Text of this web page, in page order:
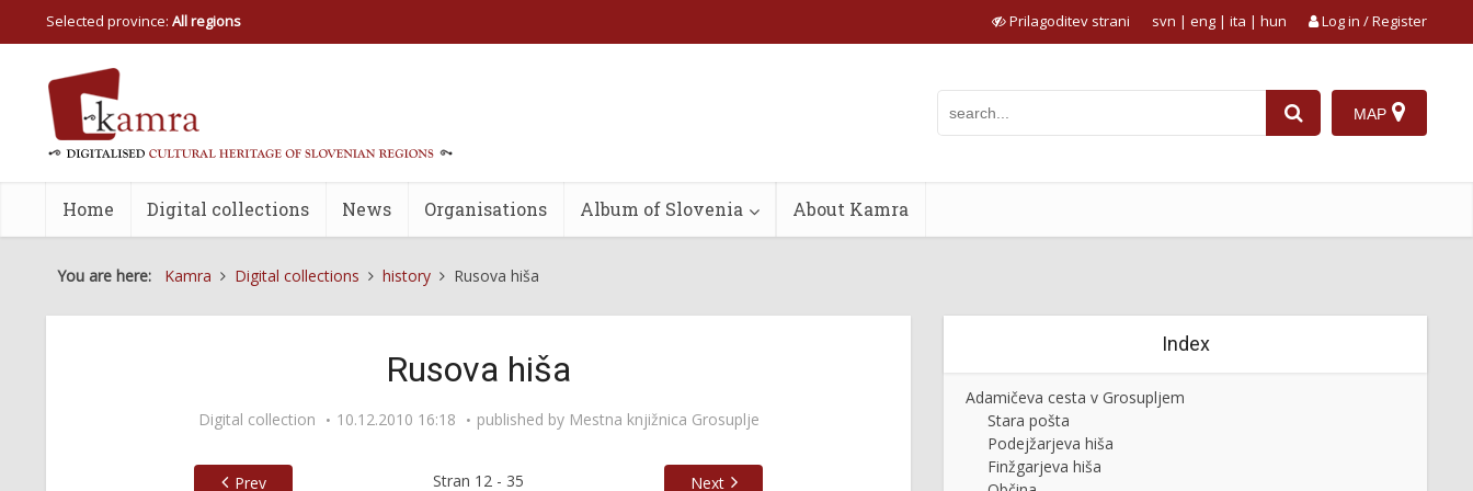
Selected province: All regions Prilagoditev strani Log in / Register
svn | eng | ita | hun
MAP
Home Digital collections News Organisations Album of Slovenia About Kamra
You are here: Kamra Digital collections history Rusova hiša
Rusova hiša
Digital collection 10.12.2010 16:18 published by Mestna knjižnica Grosuplje
Stran 12 - 35
Prev Next
Index
Adamičeva cesta v Grosupljem
Stara pošta
Podejžarjeva hiša
Finžgarjeva hiša